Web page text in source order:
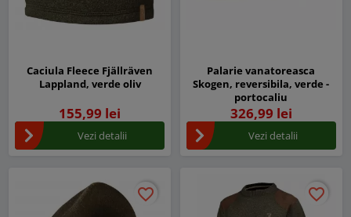
Caciula Fleece Fjällräven
Lappland, verde oliv
155,99 lei
Vezi detalii
Palarie vanatoreasca
Skogen, reversibila, verde -
portocaliu
326,99 lei
Vezi detalii
favorite_border
favorite_border favorite_border
favorite_border